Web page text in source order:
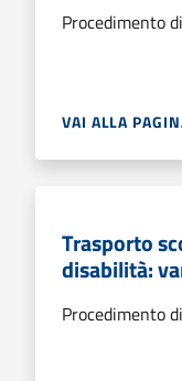
Procedimento
VAI ALLA
Trasporto
disabilità:
Procedimento